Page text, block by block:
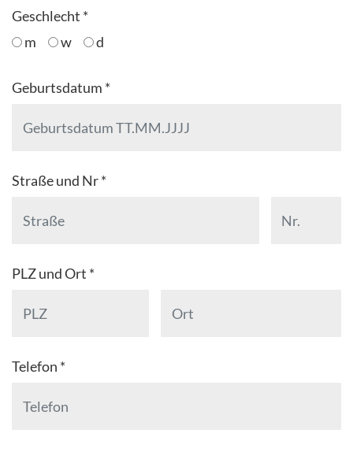
Geschlecht *
m
w d
Geburtsdatum *
Straße und Nr *
PLZ und Ort *
Telefon *